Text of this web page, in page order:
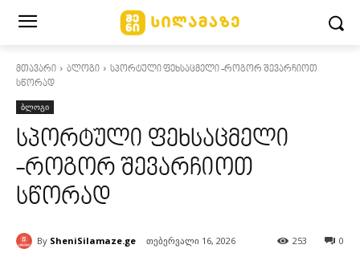
მთავარი ბლოგი
სპორტული ფეხსაცმელი -როგორ შევარჩიოთ
სწორად
ბლოგი
სპორტული ფეხსაცმელი
-როგორ შევარჩიოთ
სწორად
By SheniSilamaze.ge თებერვალი 16, 2026 0
253